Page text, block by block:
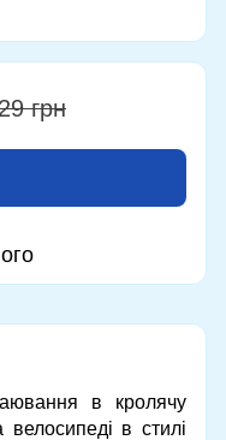
грн
в кролячу
в стилі